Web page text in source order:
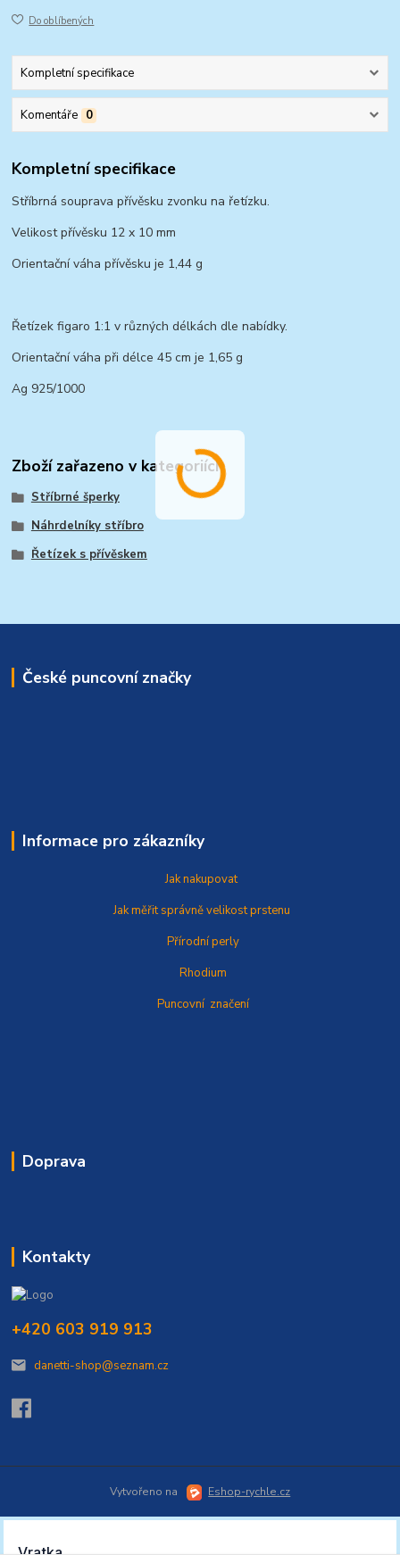
Do oblíbených
Kompletní specifikace
Komentáře 0
Kompletní specifikace
Stříbrná souprava přívěsku zvonku na řetízku.
Velikost přívěsku 12 x 10 mm
Orientační váha přívěsku je 1,44 g
Řetízek figaro 1:1 v různých délkách dle nabídky.
Orientační váha při délce 45 cm je 1,65 g
Ag 925/1000
Zboží zařazeno v kategoriích
Stříbrné šperky
Náhrdelníky stříbro
Řetízek s přívěskem
České puncovní značky
Informace pro zákazníky
Jak nakupovat
Jak měřit správněvelikost prstenu
Přírodní perly
Rhodium
Puncovní značení
Doprava
Kontakty
+420 603 919 913
danetti-shop@seznam.cz
Vytvořeno na Eshop-rychle.cz